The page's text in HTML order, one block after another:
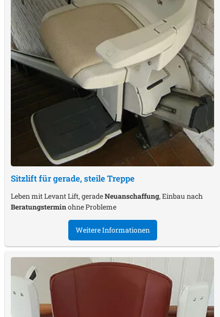
Sitzlift für gerade, steile Treppe
Leben mit Levant Lift, geradeNeuanschaffung, Einbau nach
Beratungsterminohne Probleme
Weitere Informationen